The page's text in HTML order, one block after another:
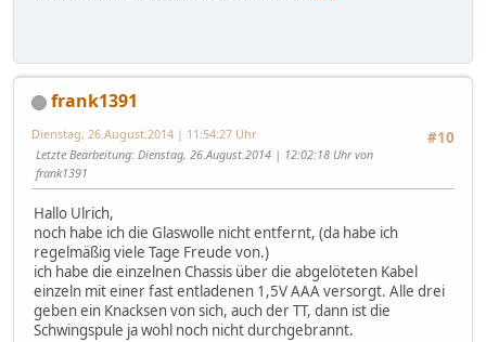
frank1391
#10
Dienstag, 26.August.2014 | 11:54:27 Uhr
Letzte Bearbeitung: Dienstag, 26.August.2014 | 12:02:18 Uhr von
frank1391
Hallo Ulrich,
noch habe ich die Glaswolle nicht entfernt, (da habe ich
regelmäßig viele Tage Freude von.)
ich habe die einzelnen Chassis über die abgelöteten Kabel
einzeln mit einer fast entladenen 1,5V AAA versorgt. Alle drei
geben ein Knacksen von sich, auch der TT, dann ist die
Schwingspule ja wohl noch nicht durchgebrannt.